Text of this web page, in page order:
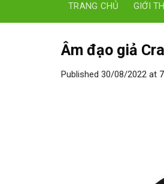
TRANG CHỦ GIỚI
Âm đạo giả
Published 30/08/2022 at